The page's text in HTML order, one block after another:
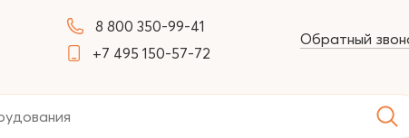
8 800 350-99-41
+7 495 150-57-72
Обратный